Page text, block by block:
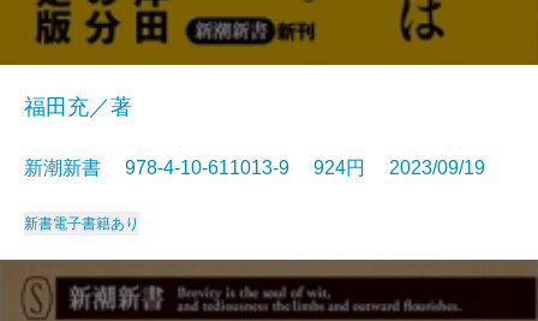
福田充／著
新潮新書 978-4-10-611013-9 924円 2023/09/19
新書電子書籍あり